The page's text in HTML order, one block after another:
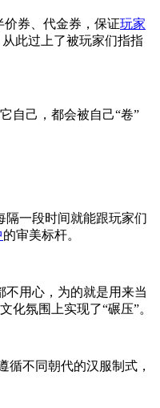
价券、代金券，保证玩家
此过上了被玩家们指指
自己，都会被自己“卷”
隔一段时间就能跟玩家们
的审美标杆。
用心，为的就是用来当
氛围上实现了“碾压”。
循不同朝代的汉服制式，